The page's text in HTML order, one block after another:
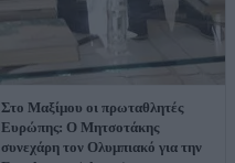
Στο Μαξίμου οι πρωταθλητές
Ευρώπης: Ο Μητσοτάκης
συνεχάρη τον Ολυμπιακό για την